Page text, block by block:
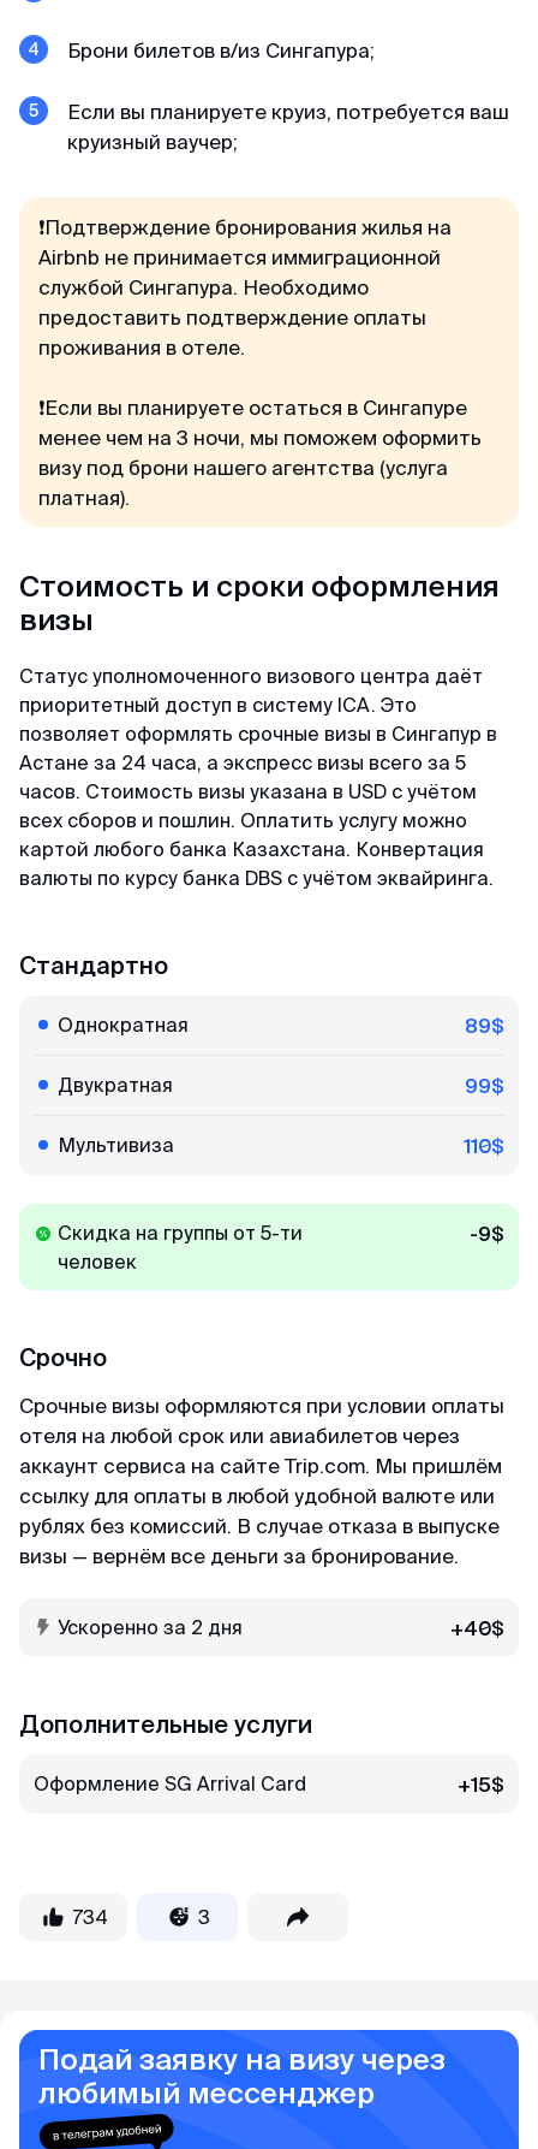
Александр
Отзыв с ВКонтакте · 2025
В кратчайшие сроки
Делали визу в феврале 2025. Виза была
въезда, нам прислали заполненные карты
прибытия При въезде в Сингапур в марте
никаких проблем не было, прошли контроль за
2 мин. Большое спасибо MyVisa.World.
Наталья
Вжух — и готово
Очень оперативные и приятные ребята.
других агентств. Благодарю 🙏🏻
Отзыв с Telegram · 2024
Качественно и недорого
Огромное спасибо за оформление кеты.
Сделали за 36 часов с момента оплаты на
двоих за 6000. Идеальное соотношение цены
и качества.
Всё ещё сомневаешься?
Читай отзывы в первоисточниках. Искренние
благодарности реальных людей ↓
Брони билетов в/из Сингапура;
Если вы планируете круиз, потребуется ваш
круизный ваучер;
❗Подтверждение бронирования жилья на
Airbnb не принимается иммиграционной
службой Сингапура. Необходимо
предоставить подтверждение оплаты
проживания в отеле.
❗Если вы планируете остаться в Сингапуре
менее чем на 3 ночи, мы поможем оформить
визу под брони нашего агентства (услуга
платная).
Стоимость и сроки оформления
визы
Статус уполномоченного визового центра даёт
приоритетный доступ в систему ICA. Это
позволяет оформлять срочные визы в Сингапур в
Астане за 24 часа, а экспресс визы всего за 5
часов. Стоимость визы указана в USD с учётом
всех сборов и пошлин. Оплатить услугу можно
картой любого банка Казахстана. Конвертация
валюты по курсу банка DBS с учётом эквайринга.
Стандартно
Однократная 89$
Двукратная 99$
Мультивиза 110$
Скидка на группы от 5-ти
человек
-9$
Срочно
Срочные визы оформляются при условии оплаты
отеля на любой срок или авиабилетов через
аккаунт сервиса на сайте Trip.com. Мы пришлём
ссылку для оплаты в любой удобной валюте или
рублях без комиссий. В случае отказа в выпуске
визы — вернём все деньги за бронирование.
Ускоренно за 2 дня +40$
Дополнительные услуги
Оформление SG Arrival Card +15$
734 3
Подай заявку на визу через
любимый мессенджер